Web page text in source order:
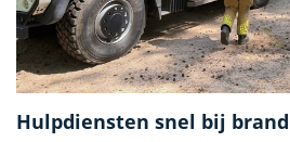
Hulpdiensten snel bij